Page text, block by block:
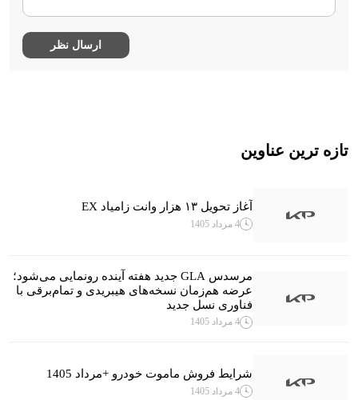
تازه ترین عناوین
آغاز تحویل ۱۳ هزار وانت زامیاد EX
4 مرداد 1405
مرسدس GLA جدید هفته آینده رونمایی می‌شود؛
عرضه هم‌زمان نسخه‌های هیبریدی و تمام‌برقی با
فناوری نسل جدید
4 مرداد 1405
شرایط فروش ماموت خودرو +مرداد 1405
4 مرداد 1405